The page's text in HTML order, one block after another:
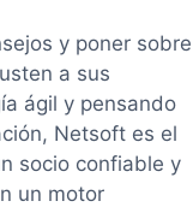
y poner sobre
a sus
ágil y pensando
Netsoft es el
socio confiable y
un motor